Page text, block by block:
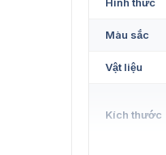
Màu sắc
Vật liệu
Kích thước